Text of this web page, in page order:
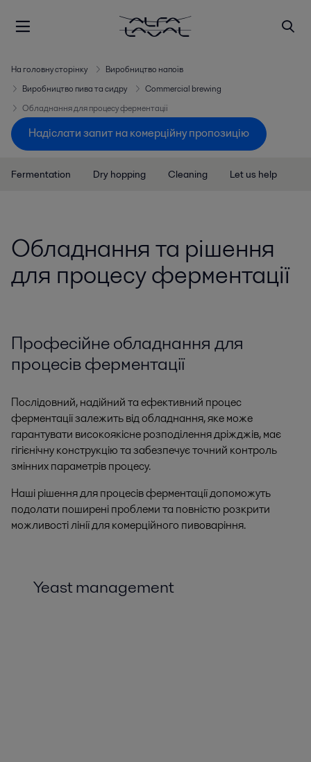
На головну сторінку
Виробництво напоїв
Виробництво пива та сидру
Commercial brewing
Обладнання для процесу ферментації
Надіслати запит на комерційну пропозицію
Fermentation Dry hopping Cleaning Let us help
Обладнання та рішення
для процесу ферментації
Професійне обладнання для
процесів ферментації
Послідовний, надійний та ефективний процес
ферментації залежить від обладнання, яке може
гарантувати високоякісне розподілення дріжджів, має
гігієнічну конструкцію та забезпечує точний контроль
змінних параметрів процесу.
Наші рішення для процесів ферментації допоможуть
подолати поширені проблеми та повністю розкрити
можливості лінії для комерційного пивоваріння.
Yeast management